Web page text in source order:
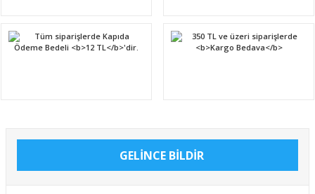
GELİNCE BİLDİR